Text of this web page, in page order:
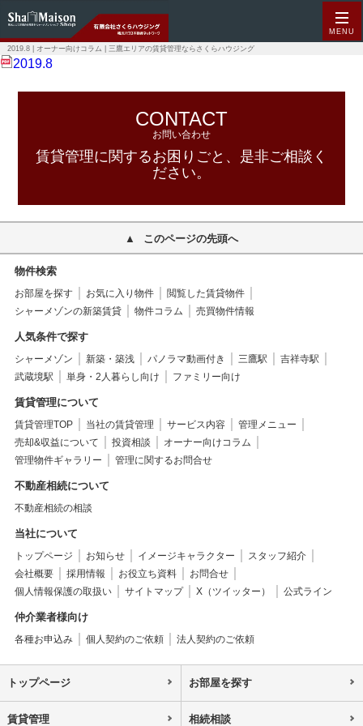
MENU
2019.8 | オーナー向けコラム | 三鷹エリアの賃貸管理ならさくらハウジング
2019.8
CONTACT
お問い合わせ
賃貸管理に関するお困りごと、是非ご相談く
ださい。
このページの先頭へ
物件検索
お部屋を探す お気に入り物件
閲覧した賃貸物件
シャーメゾンの新築賃貸
物件コラム 売買物件情報
人気条件で探す
シャーメゾン 新築・築浅 パノラマ動画付き 三鷹駅
吉祥寺駅
武蔵境駅
単身・2人暮らし向け ファミリー向け
賃貸管理について
賃貸管理TOP 当社の賃貸管理 サービス内容
管理メニュー
売却&収益について
投資相談
オーナー向けコラム
管理物件ギャラリー
管理に関するお問合せ
不動産相続について
不動産相続の相談
当社について
トップページ お知らせ イメージキャラクター
スタッフ紹介
会社概要
採用情報 お役立ち資料
お問合せ
個人情報保護の取扱い
サイトマップ X（ツイッター） 公式ライン
仲介業者様向け
各種お申込み 個人契約のご依頼 法人契約のご依頼
トップページ お部屋を探す
賃貸管理 相続相談